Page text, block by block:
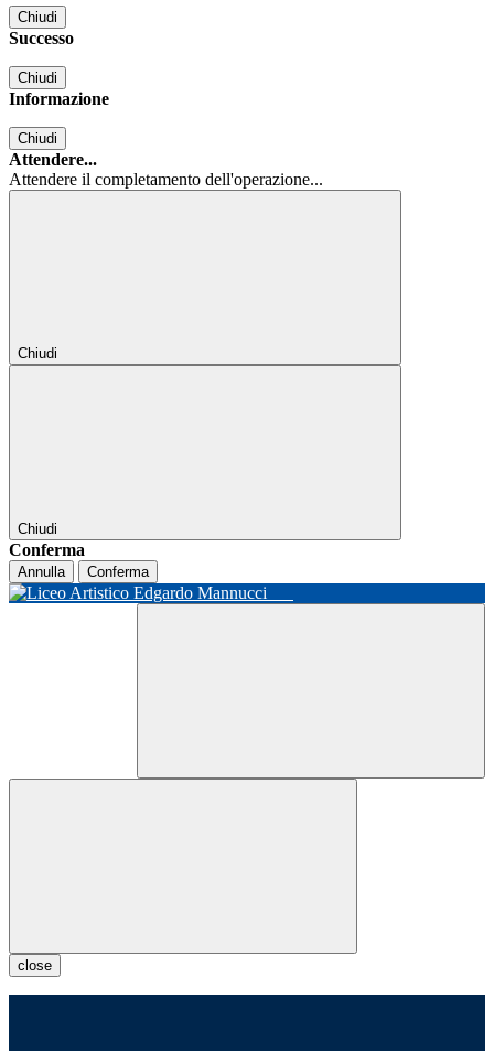
Chiudi
Successo
Chiudi
Informazione
Chiudi
Attendere...
Attendere il completamento dell'operazione...
Chiudi
Chiudi
Conferma
Annulla Conferma
close